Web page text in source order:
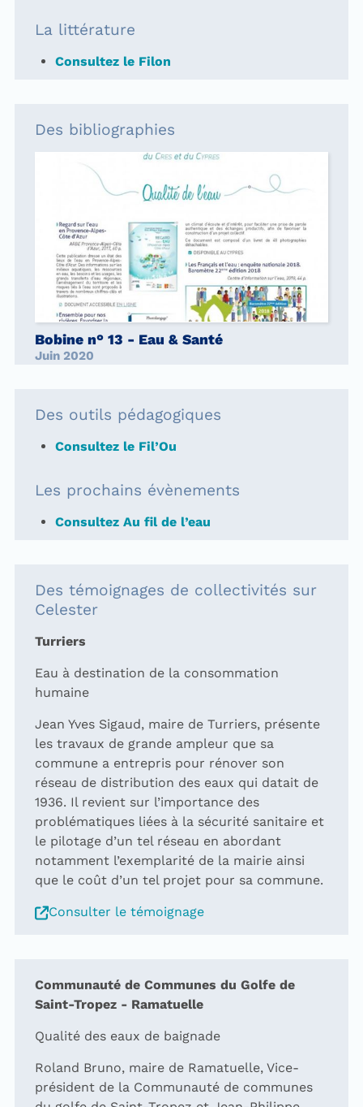
La littérature
Consultez le Filon
Des bibliographies
Bobine n° 13 - Eau & Santé
Juin 2020
Des outils pédagogiques
Consultez le Fil’Ou
Les prochains évènements
Consultez Au fil de l’eau
Des témoignages de collectivités sur
Celester
Turriers
Eau à destination de la consommation
humaine
Jean Yves Sigaud, maire de Turriers, présente
les travaux de grande ampleur que sa
commune a entrepris pour rénover son
réseau de distribution des eaux qui datait de
1936. Il revient sur l’importance des
problématiques liées à la sécurité sanitaire et
le pilotage d’un tel réseau en abordant
notamment l’exemplarité de la mairie ainsi
que le coût d’un tel projet pour sa commune.
Consulter le témoignage
Communauté de Communes du Golfe de
Saint-Tropez - Ramatuelle
Qualité des eaux de baignade
Roland Bruno, maire de Ramatuelle, Vice-
président de la Communauté de communes